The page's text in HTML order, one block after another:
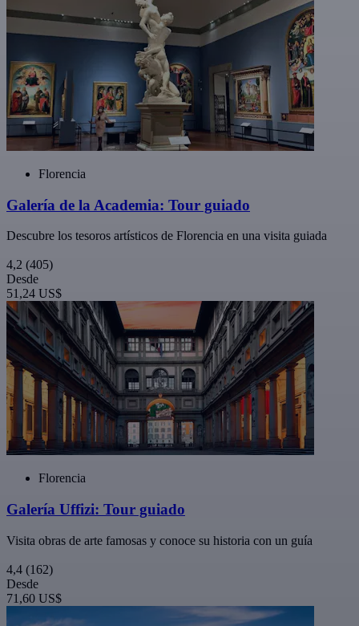
Florencia
Galería de la Academia: Tour guiado
Descubre los tesoros artísticos de Florencia en una visita guiada
4,2 (405)
Desde
51,24 US$
Florencia
Galería Uffizi: Tour guiado
Visita obras de arte famosas y conoce su historia con un guía
4,4 (162)
Desde
71,60 US$